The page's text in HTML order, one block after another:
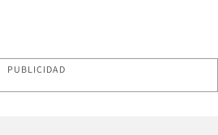
PUBLICIDAD